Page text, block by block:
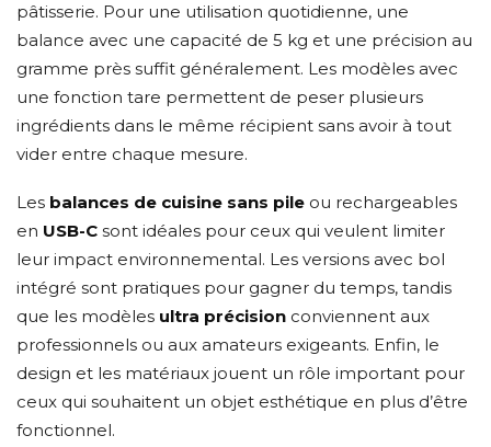
pâtisserie. Pour une utilisation quotidienne, une
balance avec une capacité de 5 kg et une précision au
gramme près suffit généralement. Les modèles avec
une fonction tare permettent de peser plusieurs
ingrédients dans le même récipient sans avoir à tout
vider entre chaque mesure.
Les balances de cuisine sans pile ou rechargeables
en USB-C sont idéales pour ceux qui veulent limiter
leur impact environnemental. Les versions avec bol
intégré sont pratiques pour gagner du temps, tandis
que les modèles ultra précision conviennent aux
professionnels ou aux amateurs exigeants. Enfin, le
design et les matériaux jouent un rôle important pour
ceux qui souhaitent un objet esthétique en plus d’être
fonctionnel.